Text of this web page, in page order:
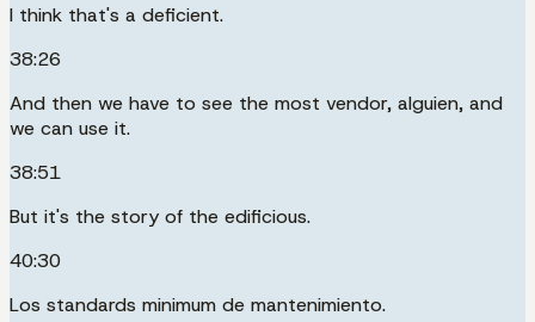
I think that's a deficient.
38:26
And then we have to see the most vendor, alguien, and
we can use it.
38:51
But it's the story of the edificious.
40:30
Los standards minimum de mantenimiento.